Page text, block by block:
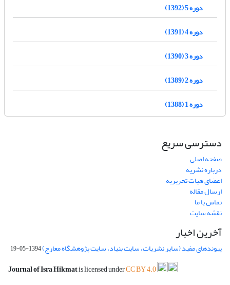
دوره 5 (1392)
دوره 4 (1391)
دوره 3 (1390)
دوره 2 (1389)
دوره 1 (1388)
دسترسی سریع
صفحه اصلی
درباره نشریه
اعضای هیات تحریریه
ارسال مقاله
تماس با ما
نقشه سایت
آخرین اخبار
پیوندهای مفید (سایر نشریات، سایت بنیاد، سایت پژوهشگاه معارج)1394-05-19
Journal of Isra Hikmatis licensed underCC BY 4.0